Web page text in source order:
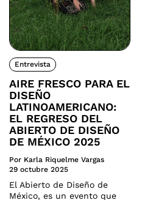
Entrevista
AIRE FRESCO PARA EL
DISEÑO
LATINOAMERICANO:
EL REGRESO DEL
ABIERTO DE DISEÑO
DE MÉXICO 2025
Por Karla Riquelme Vargas
29 octubre 2025
El Abierto de Diseño de
México, es un evento que